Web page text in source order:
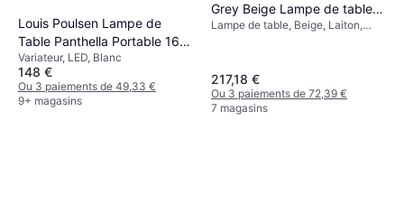
Louis Poulsen Lampe de
Table Panthella Portable 160
V3
Variateur, LED, Blanc
148 €
Ou 3 paiements de 49,33 €
9+ magasins
Grey Beige Lampe de table
50cm
Lampe de table, Beige, Laiton,
217,18 €
Ou 3 paiements de 72,39 €
7 magasins